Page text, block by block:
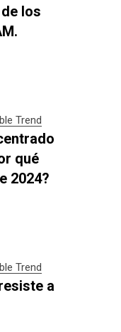
los
Trend
qué
2024?
Trend
a